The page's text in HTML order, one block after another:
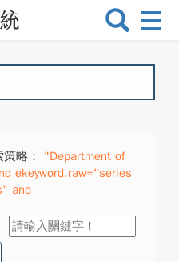
選
換
略：
"Department of
ekeyword.raw="series
and